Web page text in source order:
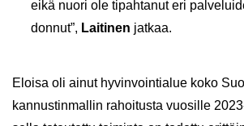
eikä nuori ole ti­pah­ta­nut eri
don­nut”, Lai­ti­nen jat­kaa.
Eloi­sa oli ainut hy­vin­voin­tia­lue koko
kan­nus­tin­mal­lin ra­hoi­tus­ta vuo­sil­le